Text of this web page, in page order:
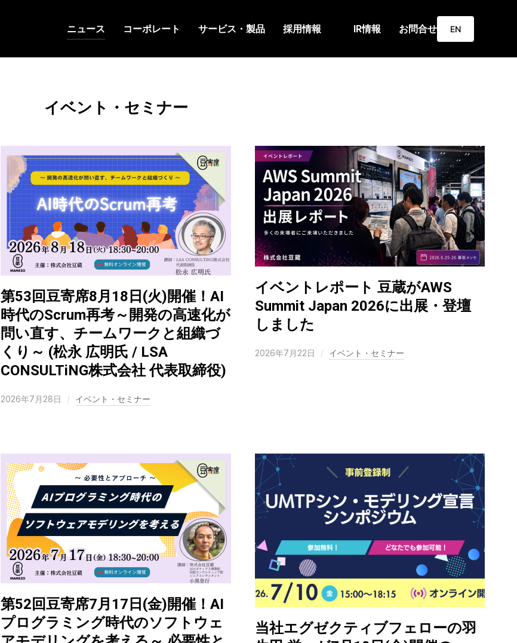
ニュース コーポレート サービス・製品 採用情報 IR情報 お問合せ EN
イベント・セミナー
第53回豆寄席8月18日(火)開催！AI
時代のScrum再考～開発の高速化が
問い直す、チームワークと組織づ
くり～ (松永 広明氏 / LSA
CONSULTiNG株式会社 代表取締役)
2026年7月28日 イベント・セミナー
イベントレポート 豆蔵がAWS
Summit Japan 2026に出展・登壇
しました
2026年7月22日 イベント・セミナー
第52回豆寄席7月17日(金)開催！AI
プログラミング時代のソフトウェ
当社エグゼクティブフェローの羽